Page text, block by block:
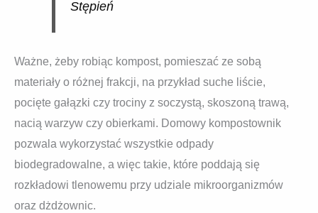
Stępień
Ważne, żeby robiąc kompost, pomieszać ze sobą
materiały o różnej frakcji, na przykład suche liście,
pocięte gałązki czy trociny z soczystą, skoszoną trawą,
nacią warzyw czy obierkami. Domowy kompostownik
pozwala wykorzystać wszystkie odpady
biodegradowalne, a więc takie, które poddają się
rozkładowi tlenowemu przy udziale mikroorganizmów
oraz dżdżownic.